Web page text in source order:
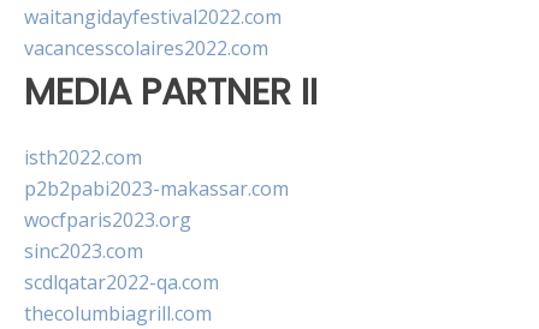
waitangidayfestival2022.com
vacancesscolaires2022.com
MEDIA PARTNER II
isth2022.com
p2b2pabi2023-makassar.com
wocfparis2023.org
sinc2023.com
scdlqatar2022-qa.com
thecolumbiagrill.com